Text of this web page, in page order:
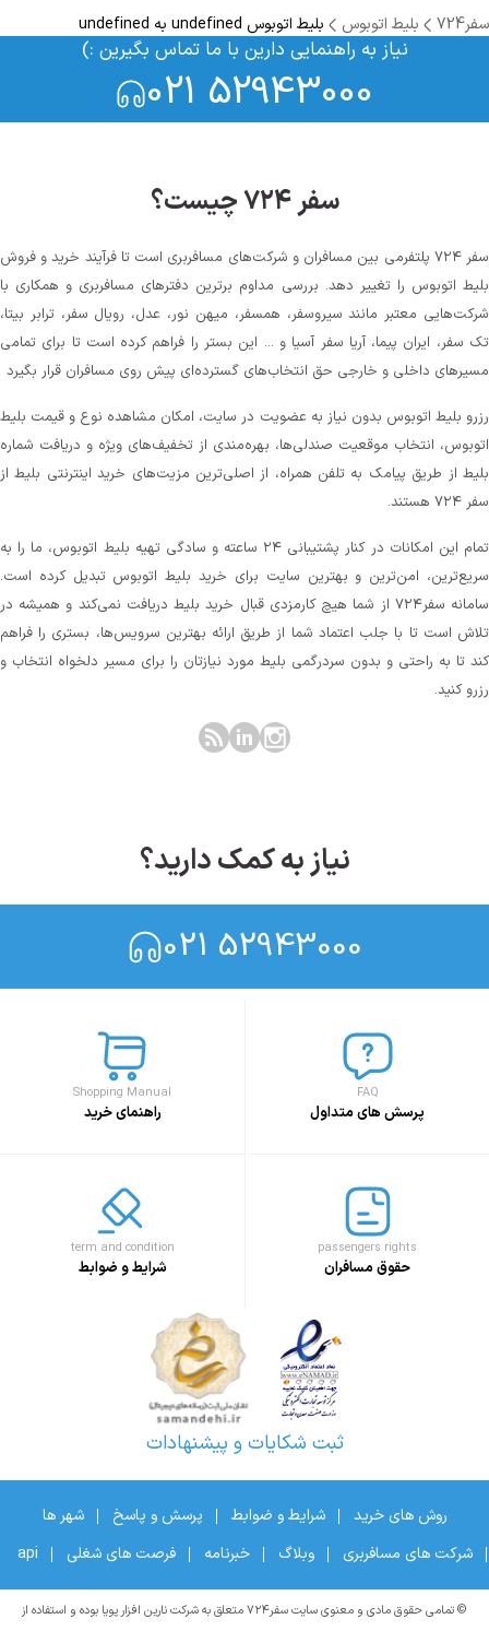
سفر724 بلیط اتوبوس بلیط اتوبوس undefined به undefined
نیاز به راهنمایی دارین با ما تماس بگیرین :)
021 52943000
سفر ۷۲۴ چیست؟
سفر ۷۲۴ پلتفرمی بین مسافران و شرکت‌های مسافربری است تا فرآیند خرید و فروش
بلیط اتوبوس را تغییر دهد. بررسی مداوم برترین دفترهای مسافربری و همکاری با
شرکت‌هایی معتبر مانند سیروسفر، همسفر، میهن‌ نور، عدل، رویال سفر، ترابر بیتا،
تک سفر، ایران پیما، آریا سفر آسیا و ... این بستر را فراهم کرده است تا برای تمامی
مسیرهای داخلی و خارجی حق انتخاب‌های گسترده‌ای پیش روی مسافران قرار بگیرد
رزرو بلیط اتوبوس بدون نیاز به عضویت در سایت، امکان مشاهده نوع و قیمت بلیط
اتوبوس، انتخاب موقعیت صندلی‌ها، بهره‌مندی از تخفیف‌های ویژه و دریافت شماره‌
بلیط از طریق پیامک به تلفن همراه، از اصلی‌ترین مزیت‌های خرید اینترنتی بلیط از
سفر ۷۲۴ هستند.
تمام این امکانات در کنار پشتیبانی‌ ۲۴ ساعته و سادگی تهیه بلیط اتوبوس، ما را به
سریع‌ترین، امن‌ترین و بهترین سایت برای خرید بلیط اتوبوس تبدیل کرده است.
سامانه سفر۷۲۴ از شما هیچ کارمزدی قبال خرید بلیط دریافت نمی‌کند و همیشه در
تلاش است تا با جلب اعتماد شما از طریق ارائه بهترین سرویس‌ها، بستری را فراهم
کند تا به راحتی و بدون سردرگمی بلیط مورد نیازتان را برای مسیر دلخواه انتخاب و
رزرو کنید.
نیاز به کمک دارید؟
021 52943000
FAQ
پرسش های متداول
Shopping Manual
راهنمای خرید
passengers rights
حقوق مسافران
term and condition
شرایط و ضوابط
ثبت شکایات و پیشنهادات
روش های خرید شرایط و ضوابط پرسش و پاسخ
شهر ها
شرکت های مسافربری
وبلاگ خبرنامه فرصت های شغلی api
© تمامی حقوق مادی و معنوی سایت سفر۷۲۴ متعلق به شرکت نارین افزار پویا بوده و استفاده از